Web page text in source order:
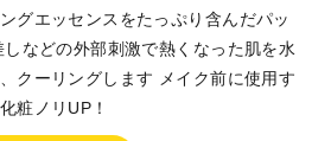
グエッセンスをたっぷり含んだパッ
しなどの外部刺激で熱くなった肌を水
クーリングします メイク前に使用す
粧ノリUP！